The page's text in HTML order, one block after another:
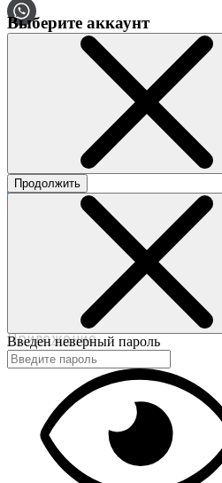
О сервисе
©2017-2020 beautybox.ru
Договор-оферта
Пользовательское соглашение
Политика
Приложение
Выберите аккаунт
Продолжить
Введен неверный пароль